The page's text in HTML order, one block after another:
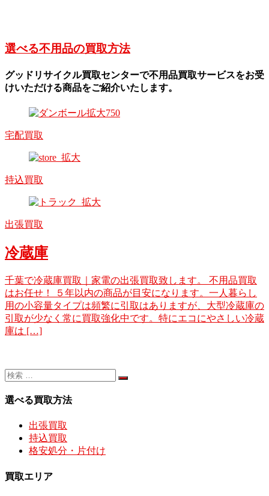
選べる不用品の買取方法
グッドリサイクル買取センターで不用品買取サービスをお受
けいただける商品をご紹介いたします。
宅配買取
持込買取
出張買取
冷蔵庫
千葉で冷蔵庫買取｜家電の出張買取致します。 不用品買取
はお任せ！ ５年以内の商品が目安になります。一人暮らし
用の小容量タイプは頻繁に引取はありますが、大型冷蔵庫の
引取が少なく常に買取強化中です。特にエコにやさしい冷蔵
庫は […]
選べる買取方法
出張買取
持込買取
格安処分・片付け
買取エリア